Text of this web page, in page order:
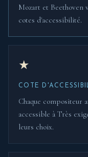
Mozart et Beethoven
cotes d'accessibilité.
★
COTE
Chaque compositeur
accessible à Très
leurs choix.